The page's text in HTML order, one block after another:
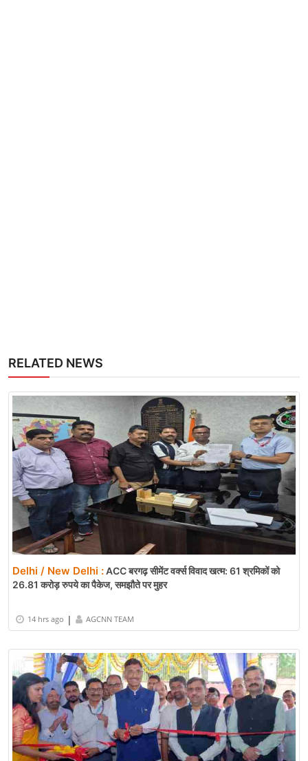
RELATED NEWS
Delhi / New Delhi :ACC बरगढ़ सीमेंट वर्क्स विवाद खत्म: 61 श्रमिकों को
26.81 करोड़ रुपये का पैकेज, समझौते पर मुहर
14 hrs ago | AGCNN TEAM